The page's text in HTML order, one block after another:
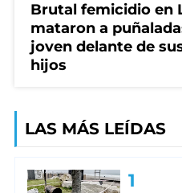
Brutal femicidio en
mataron a
joven delante de
hijos
LAS MÁS LEÍDAS